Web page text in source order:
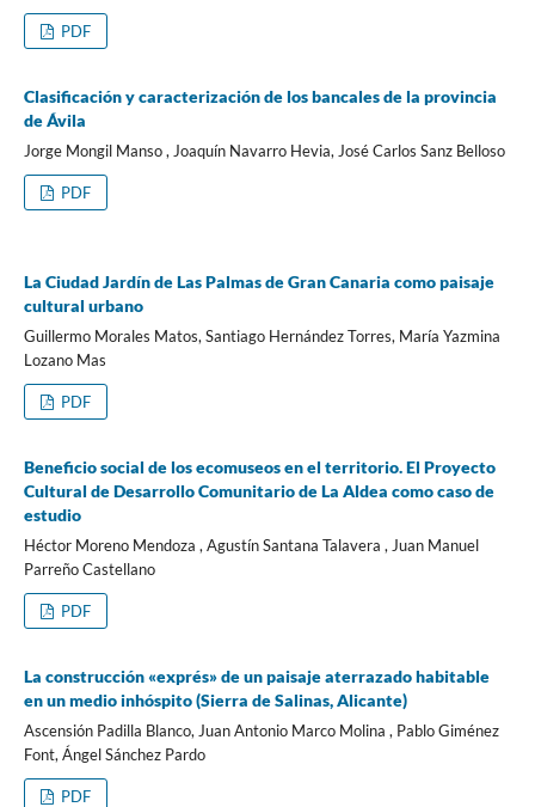
PDF
Clasificación y caracterización de los bancales de la provincia
de Ávila
Jorge Mongil Manso , Joaquín Navarro Hevia, José Carlos Sanz Belloso
PDF
La Ciudad Jardín de Las Palmas de Gran Canaria como paisaje
cultural urbano
Guillermo Morales Matos, Santiago Hernández Torres, María Yazmina
Lozano Mas
PDF
Beneficio social de los ecomuseos en el territorio. El Proyecto
Cultural de Desarrollo Comunitario de La Aldea como caso de
estudio
Héctor Moreno Mendoza , Agustín Santana Talavera , Juan Manuel
Parreño Castellano
PDF
La construcción «exprés» de un paisaje aterrazado habitable
en un medio inhóspito (Sierra de Salinas, Alicante)
Ascensión Padilla Blanco, Juan Antonio Marco Molina , Pablo Giménez
Font, Ángel Sánchez Pardo
PDF